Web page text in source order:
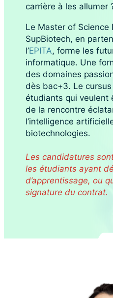
carrière à les allumer
Le Master of Science
SupBiotech, en
l’EPITA, forme les
informatique. Une
des domaines
dès bac+3. Le
étudiants qui veulent
de la rencontre
l’intelligence
biotechnologies.
Les candidatures
les étudiants ayant
d’apprentissage, ou
signature du contrat.